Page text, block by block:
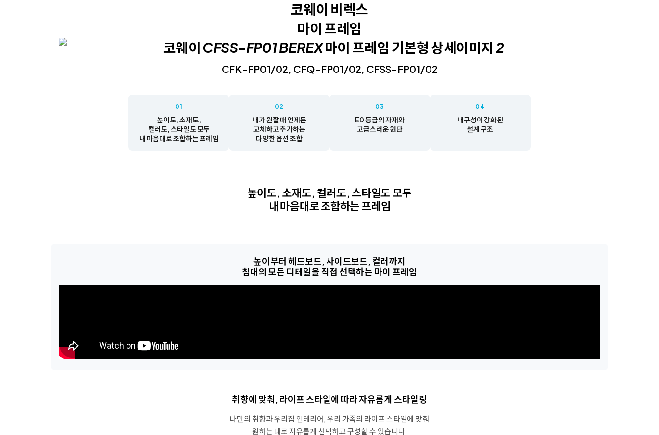
코웨이 비렉스
마이 프레임
CFK-FP01/02, CFQ-FP01/02, CFSS-FP01/02
01
높이도, 소재도,
컬러도, 스타일도 모두
내 마음대로 조합하는 프레임
02
내가 원할 때 언제든
교체하고 추가하는
다양한 옵션 조합
03
E0 등급의 자재와
고급스러운 원단
04
내구성이 강화된
설계 구조
높이도, 소재도, 컬러도, 스타일도 모두
내 마음대로 조합하는 프레임
높이부터 헤드보드, 사이드보드, 컬러까지
침대의 모든 디테일을 직접 선택하는 마이 프레임
취향에 맞춰, 라이프 스타일에 따라 자유롭게 스타일링
나만의 취향과 우리집 인테리어, 우리 가족의 라이프 스타일에 맞춰
원하는 대로 자유롭게 선택하고 구성할 수 있습니다.